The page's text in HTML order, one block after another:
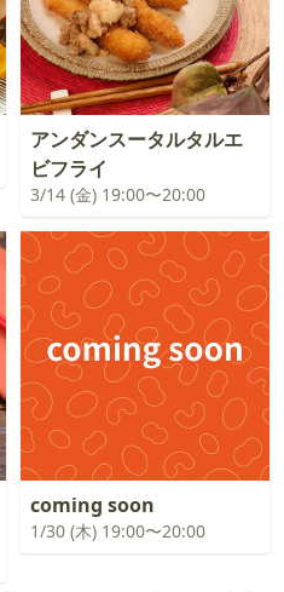
アンダンスータルタルエ
ビフライ
3/14 (金) 19:00〜20:00
coming soon
1/30 (木) 19:00〜20:00